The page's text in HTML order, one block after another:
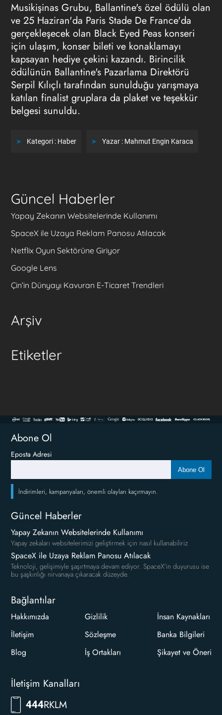
Musikişinas Grubu, Ballantine's özel ödülü olan
ve 25 Haziran'da Paris Stade De France'da
gerçekleşecek olan Black Eyed Peas konseri
için ulaşım, konser bileti ve konaklamayı
kapsayan hediye çekini kazandı. Birincilik
ödülünün Ballantine's Pazarlama Direktörü
Serpil Kılıçlı tarafından sunulduğu yarışmaya
katılan finalist gruplara da plaket ve teşekkür
belgesi sunuldu.
Kategori : Haber Yazar : Mahmut Engin Karaca
Güncel Haberler
Yapay Zekanın Websitelerinde Kullanımı
SpaceX ile Uzaya Reklam Panosu Atılacak
Netflix Oyun Sektörüne Giriyor
Google Lens
Çin’in Dünyayı Kavuran E-Ticaret Trendleri
Arşiv
Etiketler
Abone Ol
Eposta Adresi
Abone Ol
İndirimleri, kampanyaları, önemli olayları kaçırmayın.
Güncel Haberler
Yapay Zekanın Websitelerinde Kullanımı
Yapay zekaları websitelerimizi geliştirmek için nasıl kullanabiliriz
SpaceX ile Uzaya Reklam Panosu Atılacak
Teknoloji, gelişimiyle şaşırtmaya devam ediyor. SpaceX'in duyurusu ise
bu şaşkınlığı nirvanaya çıkaracak düzeyde.
Bağlantılar
Hakkımızda
İletişim
Blog
Gizlilik
Sözleşme
İş Ortakları
İnsan Kaynakları
Banka Bilgileri
Şikayet ve Öneri
İletişim Kanalları
444RKLM